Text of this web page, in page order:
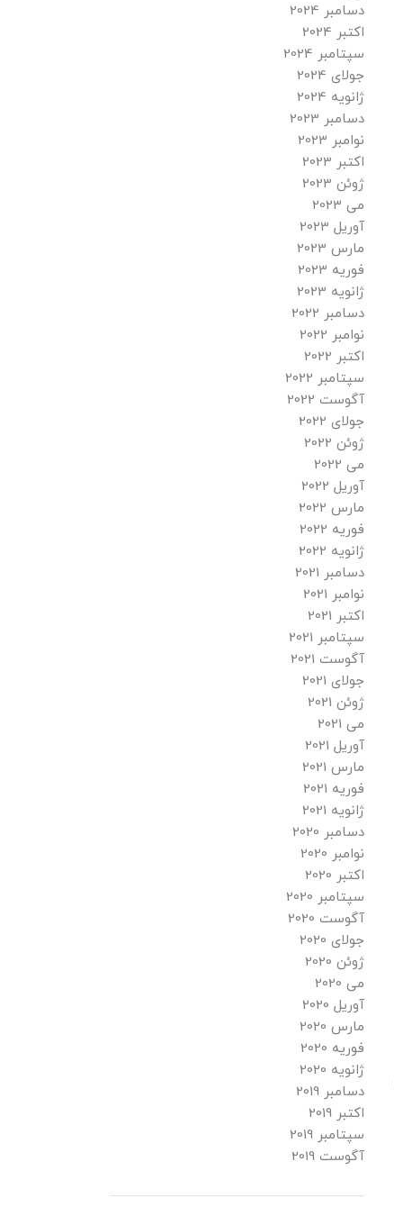
دسامبر 2024
اکتبر 2024
سپتامبر 2024
جولای 2024
ژانویه 2024
دسامبر 2023
نوامبر 2023
اکتبر 2023
ژوئن 2023
می 2023
آوریل 2023
مارس 2023
فوریه 2023
ژانویه 2023
دسامبر 2022
نوامبر 2022
اکتبر 2022
سپتامبر 2022
آگوست 2022
جولای 2022
ژوئن 2022
می 2022
آوریل 2022
مارس 2022
فوریه 2022
ژانویه 2022
دسامبر 2021
نوامبر 2021
اکتبر 2021
سپتامبر 2021
آگوست 2021
جولای 2021
ژوئن 2021
می 2021
آوریل 2021
مارس 2021
فوریه 2021
ژانویه 2021
دسامبر 2020
نوامبر 2020
اکتبر 2020
سپتامبر 2020
آگوست 2020
جولای 2020
ژوئن 2020
می 2020
آوریل 2020
مارس 2020
فوریه 2020
ژانویه 2020
دسامبر 2019
اکتبر 2019
سپتامبر 2019
آگوست 2019